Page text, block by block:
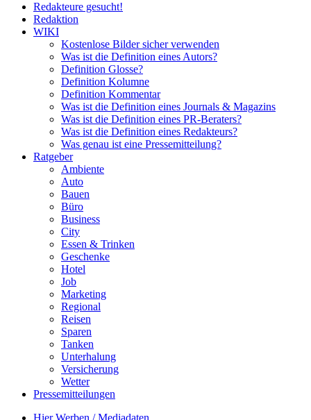
Redakteure gesucht!
Redaktion
WIKI
Kostenlose Bilder sicher verwenden
Was ist die Definition eines Autors?
Definition Glosse?
Definition Kolumne
Definition Kommentar
Was ist die Definition eines Journals & Magazins
Was ist die Definition eines PR-Beraters?
Was ist die Definition eines Redakteurs?
Was genau ist eine Pressemitteilung?
Ratgeber
Ambiente
Auto
Bauen
Büro
Business
City
Essen & Trinken
Geschenke
Hotel
Job
Marketing
Regional
Reisen
Sparen
Tanken
Unterhalung
Versicherung
Wetter
Pressemitteilungen